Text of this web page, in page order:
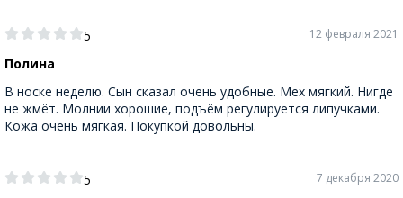
5
Полина
12 февраля 2021
В носке неделю. Сын сказал очень удобные. Мех мягкий. Нигде
не жмёт. Молнии хорошие, подъём регулируется липучками.
Кожа очень мягкая. Покупкой довольны.
5
7 декабря 2020